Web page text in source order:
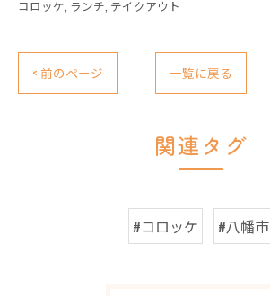
コロッケ ランチ テイクアウト
< 前のページ 一覧に戻る
関連タグ
#コロッケ #八幡市